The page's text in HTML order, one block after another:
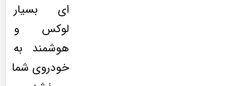
ای بسیار
لوکس و
هوشمند به
خودروی شما